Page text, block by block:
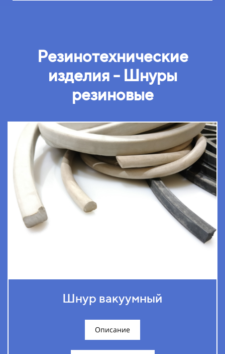
Резинотехнические
изделия - Шнуры
резиновые
Шнур вакуумный
Описание